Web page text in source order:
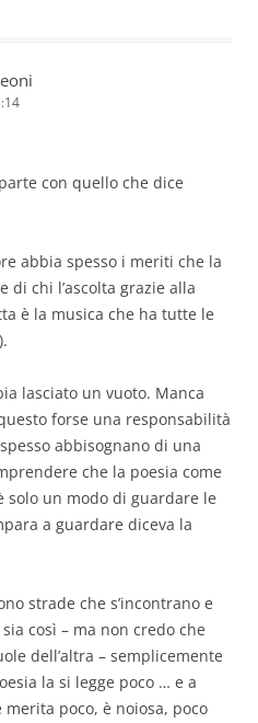
con quello che dice
abbia spesso i meriti che la
di chi l’ascolta grazie alla
è la musica che ha tutte le
lasciato un vuoto. Manca
forse una responsabilità
abbisognano di una
che la poesia come
un modo di guardare le
a guardare diceva la
strade che s’incontrano e
così – ma non credo che
dell’altra – semplicemente
la si legge poco … e a
poco, è noiosa, poco